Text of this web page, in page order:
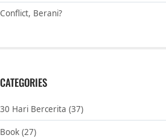
Conflict, Berani?
CATEGORIES
30 Hari Bercerita (37)
Book (27)